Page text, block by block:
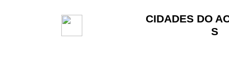
CIDADES DO
S